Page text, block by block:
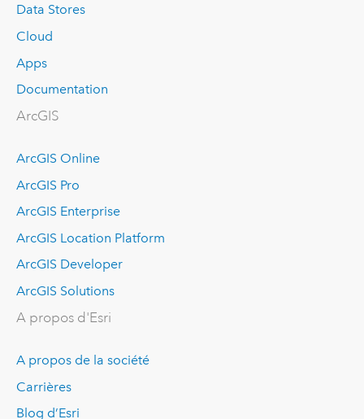
Data Stores
Cloud
Apps
Documentation
ArcGIS
ArcGIS Online
ArcGIS Pro
ArcGIS Enterprise
ArcGIS Location Platform
ArcGIS Developer
ArcGIS Solutions
A propos d'Esri
A propos de la société
Carrières
Blog d’Esri